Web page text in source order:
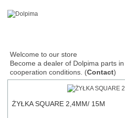
Welcome to our store
Become a dealer of Dolpima parts
cooperation conditions. (Contact)
ŻYŁKA SQUARE 2,4MM/ 15M